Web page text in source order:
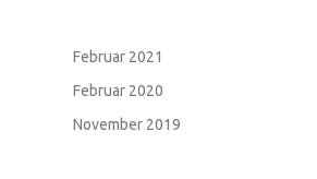
Februar 2021
Februar 2020
November 2019